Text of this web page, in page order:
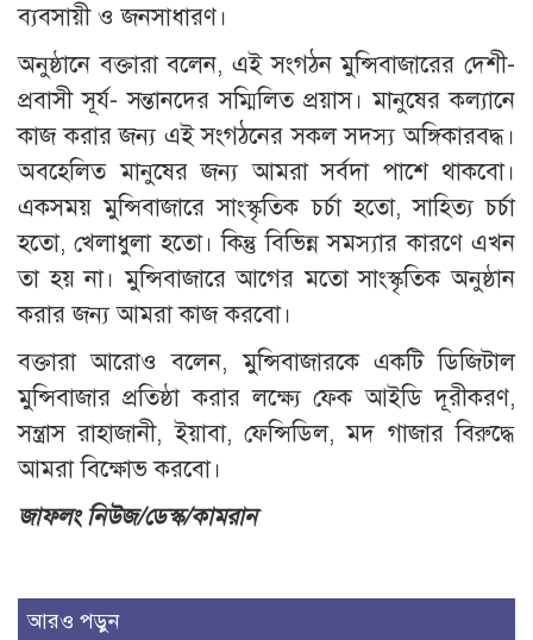
ব্যবসায়ী ও জনসাধারণ।
অনুষ্ঠানে বক্তারা বলেন, এই সংগঠন মুন্সিবাজারের দেশী-
প্রবাসী সূর্য- সন্তানদের সম্মিলিত প্রয়াস। মানুষের কল্যানে
কাজ করার জন্য এই সংগঠনের সকল সদস্য অঙ্গিকারবদ্ধ।
অবহেলিত মানুষের জন্য আমরা সর্বদা পাশে থাকবো।
একসময় মুন্সিবাজারে সাংস্কৃতিক চর্চা হতো, সাহিত্য চর্চা
হতো, খেলাধুলা হতো। কিন্তু বিভিন্ন সমস্যার কারণে এখন
তা হয় না। মুন্সিবাজারে আগের মতো সাংস্কৃতিক অনুষ্ঠান
করার জন্য আমরা কাজ করবো।
বক্তারা আরোও বলেন, মুন্সিবাজারকে একটি ডিজিটাল
মুন্সিবাজার প্রতিষ্ঠা করার লক্ষ্যে ফেক আইডি দূরীকরণ,
সন্ত্রাস রাহাজানী, ইয়াবা, ফেন্সিডিল, মদ গাজার বিরুদ্ধে
আমরা বিক্ষোভ করবো।
জাফলং নিউজ/ডেস্ক/কামরান
আরও পড়ুন